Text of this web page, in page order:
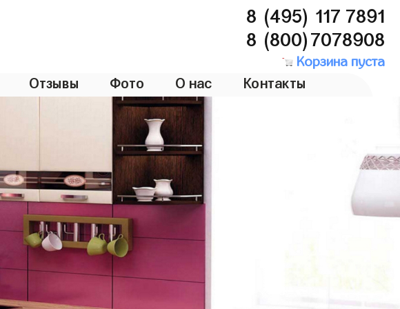
8 (495) 117 7891
8 (800)7078908
Корзина пуста
Отзывы Фото О нас Контакты